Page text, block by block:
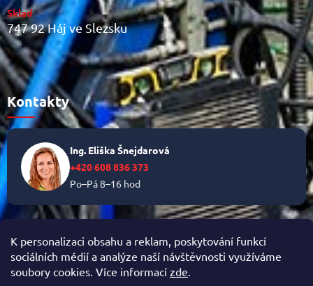
K personalizaci obsahu a reklam, poskytování funkcí
sociálních médií a analýze naší návštěvnosti využíváme
soubory cookies. Více informací zde.
Sklad
747 92 Háj ve Slezsku
Kontakty
Ing. Eliška Šnejdarová
+420 608 836 373
Po–Pá 8–16 hod